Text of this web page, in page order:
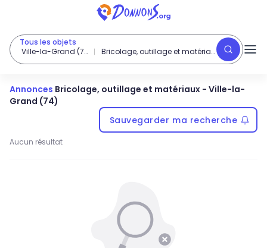
Tous les objets
Ville-la-Grand (74)
Bricolage, outillage et matériaux
Annonces Bricolage, outillage et matériaux - Ville-la-
Grand (74)
Sauvegarder ma recherche
Aucun résultat